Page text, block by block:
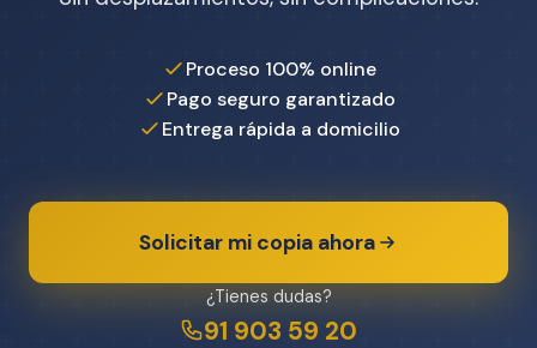
Proceso 100% online
Pago seguro garantizado
Entrega rápida a domicilio
Solicitar mi copia ahora
¿Tienes dudas?
91 903 59 20